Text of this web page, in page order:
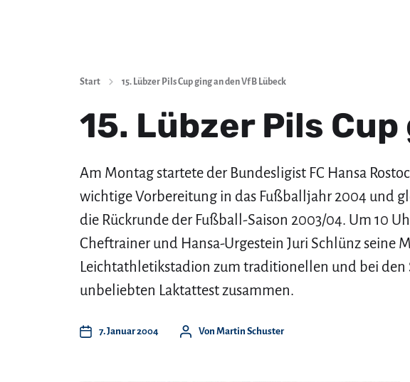
Start 15. Lübzer Pils Cup ging an den VfB Lübeck
15. Lübzer Pils
Am Montag startete der Bundesligist FC Hansa
wichtige Vorbereitung in das Fußballjahr 2004 und
die Rückrunde der Fußball-Saison 2003/04. Um 10
Cheftrainer und Hansa-Urgestein Juri Schlünz seine
Leichtathletikstadion zum traditionellen und bei den
unbeliebten Laktattest zusammen.
7. Januar 2004 Von Martin Schuster